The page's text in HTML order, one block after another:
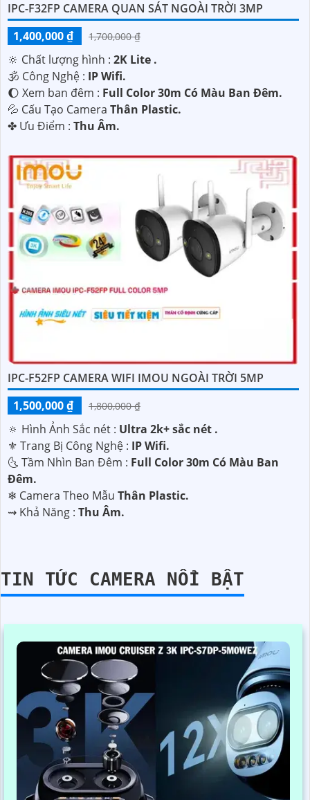
IPC-F32FP CAMERA QUAN SÁT NGOÀI TRỜI 3MP
1,400,000 ₫
1,700,000 ₫
🔆 Chất lượng hình : 2K Lite .
🕉️ Công Nghệ : IP Wifi.
🌔 Xem ban đêm : Full Color 30m Có Màu Ban Ðêm.
💦 Cấu Tạo Camera Thân Plastic.
️✤ Ưu Điểm : Thu Âm.
IPC-F52FP CAMERA WIFI IMOU NGOÀI TRỜI 5MP
1,500,000 ₫
1,800,000 ₫
🔅 Hình Ảnh Sắc nét : Ultra 2k+ sắc nét .
⚜️ Trang Bị Công Nghệ : IP Wifi.
🌜 Tầm Nhìn Ban Đêm : Full Color 30m Có Màu Ban
Ðêm.
❄ Camera Theo Mẫu Thân Plastic.
️⇝ Khả Năng : Thu Âm.
TIN TỨC CAMERA NỔI BẬT